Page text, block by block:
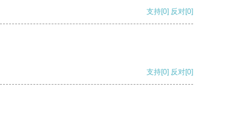
支持[0] 反对[0]
支持[0] 反对[0]